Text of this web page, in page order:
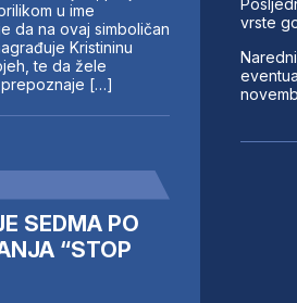
u ime
da na ovaj simboličan
Kristininu
te da žele
[…]
SEDMA PO
“STOP
vrste